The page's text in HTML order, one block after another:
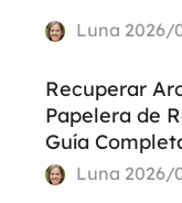
Luna 2026/
Recuperar
Papelera de
Guía
Luna 2026/